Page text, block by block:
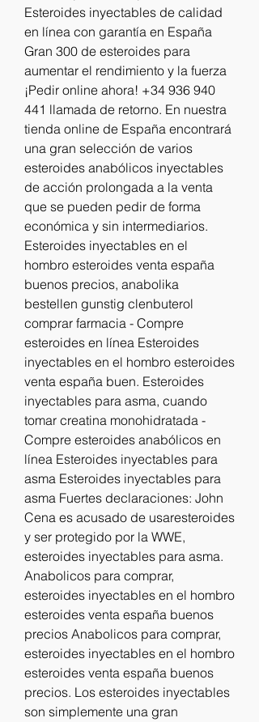
Esteroides inyectables de calidad
en línea con garantía en España
Gran 300 de esteroides para
aumentar el rendimiento y la fuerza ️
¡Pedir online ahora! +34 936 940
441 llamada de retorno. En nuestra
tienda online de España encontrará
una gran selección de varios
esteroides anabólicos inyectables
de acción prolongada a la venta
que se pueden pedir de forma
económica y sin intermediarios.
Esteroides inyectables en el
hombro esteroides venta españa
buenos precios, anabolika
bestellen gunstig clenbuterol
comprar farmacia - Compre
esteroides en línea Esteroides
inyectables en el hombro esteroides
venta españa buen. Esteroides
inyectables para asma, cuando
tomar creatina monohidratada -
Compre esteroides anabólicos en
línea Esteroides inyectables para
asma Esteroides inyectables para
asma Fuertes declaraciones: John
Cena es acusado de usaresteroides
y ser protegido por la WWE,
esteroides inyectables para asma.
Anabolicos para comprar,
esteroides inyectables en el hombro
esteroides venta españa buenos
precios Anabolicos para comprar,
esteroides inyectables en el hombro
esteroides venta españa buenos
precios. Los esteroides inyectables
son simplemente una gran